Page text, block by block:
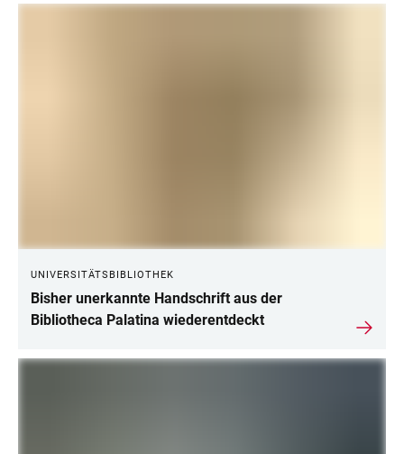
UNIVERSITÄTSBIBLIOTHEK
Bisher unerkannte Handschrift aus der
Bibliotheca Palatina wiederentdeckt